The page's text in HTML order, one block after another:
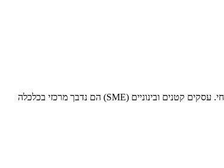
מימון (לעסקים קטנים ויזמות) מימון הוא מה שמאפשר את הקמתם של רוב העסקים כיום. זהו הגב הכלכלי עליו נשען העסק או המיזם בזמן הקמתו ועד להפיכתו לרווחי. עסקים קטנים ובינוניים (SME) הם נדבך מרכזי בכלכלה